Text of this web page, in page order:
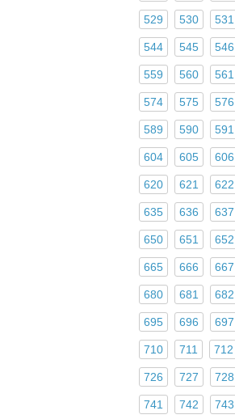
529 530 531
544 545 546
559 560 561
574 575 576
589 590 591
604 605 606
620 621 622
635 636 637
650 651 652
665 666 667
680 681 682
695 696 697
710 711 712
726 727 728
741 742 743